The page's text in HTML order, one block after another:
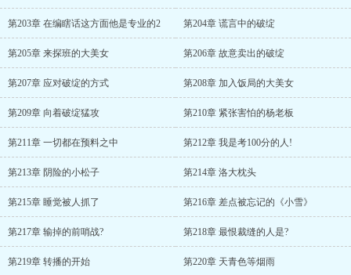
第203章 在编瞎话这方面他是专业的2 第204章 谎言中的破绽
第205章 来探班的大美女 第206章 故意卖出的破绽
第207章 应对破绽的方式 第208章 加入饭局的大美女
第209章 向着破绽猛攻 第210章 紧张害怕的杨老板
第211章 一切都在预料之中 第212章 我是考100分的人!
第213章 阴险的小松子 第214章 洛大枕头
第215章 睡觉被人抓了 第216章 差点被忘记的《小雪》
第217章 输掉的前哨战? 第218章 最恨裁缝的人是?
第219章 转播的开始 第220章 天青色等烟雨